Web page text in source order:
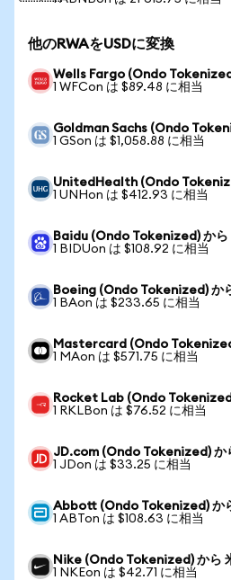
他のRWAをUSDに変換
Wells Fargo (Ondo
1 WFCon は $89.48 に相当
Goldman Sachs (Ondo
1 GSon は $1,058.88 に相当
UnitedHealth (Ondo
1 UNHon は $412.93 に相当
Baidu (Ondo Tokenized) から
1 BIDUon は $108.92 に相当
Boeing (Ondo Tokenized) か
1 BAon は $233.65 に相当
Mastercard (Ondo
1 MAon は $571.75 に相当
Rocket Lab (Ondo
1 RKLBon は $76.52 に相当
JD.com (Ondo Tokenized) か
1 JDon は $33.25 に相当
Abbott (Ondo Tokenized) か
1 ABTon は $108.63 に相当
Nike (Ondo Tokenized) から
1 NKEon は $42.71 に相当